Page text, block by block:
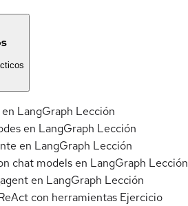
LangGraph Lección
en LangGraph Lección
en LangGraph Lección
chat models en LangGraph Lección
en LangGraph Lección
con herramientas Ejercicio